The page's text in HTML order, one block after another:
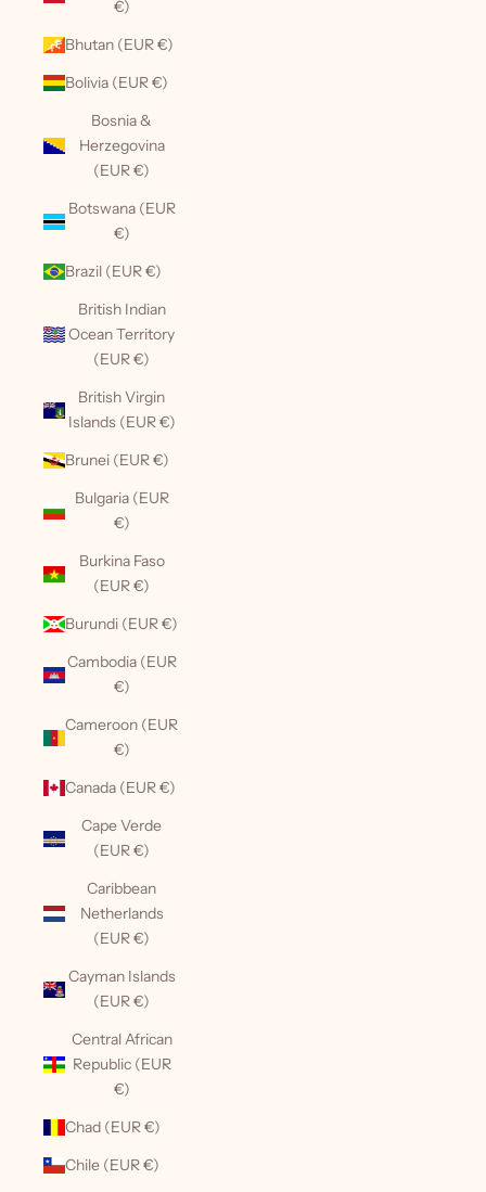
€)
Bhutan (EUR €)
Bolivia (EUR €)
Bosnia &
Herzegovina
(EUR €)
Botswana (EUR
€)
Brazil (EUR €)
British Indian
Ocean Territory
(EUR €)
British Virgin
Islands (EUR €)
Brunei (EUR €)
Bulgaria (EUR
€)
Burkina Faso
(EUR €)
Burundi (EUR €)
Cambodia (EUR
€)
Cameroon (EUR
€)
Canada (EUR €)
Cape Verde
(EUR €)
Caribbean
Netherlands
(EUR €)
Cayman Islands
(EUR €)
Central African
Republic (EUR
€)
Chad (EUR €)
Chile (EUR €)